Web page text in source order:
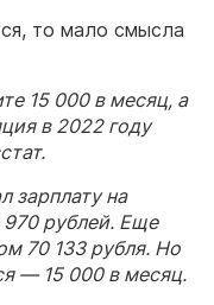
то мало смысла
15 000 в месяц, а
в 2022 году
зарплату на
970 рублей. Еще
70 133 рубля. Но
— 15 000 в месяц.